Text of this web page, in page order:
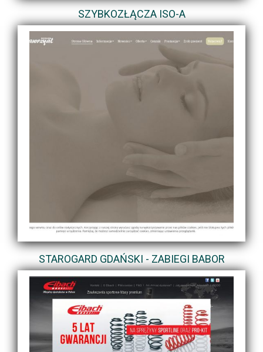
SZYBKOZŁĄCZA ISO-A
STAROGARD GDAŃSKI - ZABIEGI BABOR